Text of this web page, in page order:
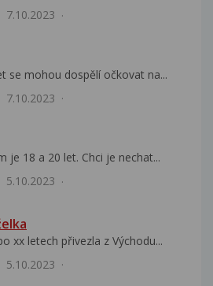
7.10.2023
se mohou dospělí očkovat na...
7.10.2023
je 18 a 20 let. Chci je nechat...
5.10.2023
xx letech přivezla z Východu...
5.10.2023